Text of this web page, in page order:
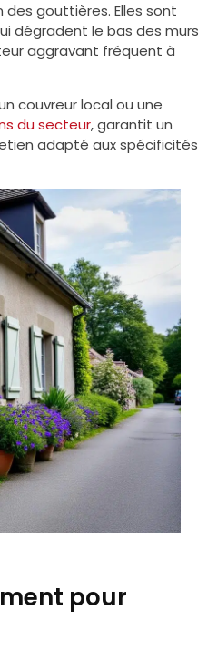
gouttières. Elles sont
dégradent le bas des murs
aggravant fréquent à
couvreur local ou une
du secteur, garantit un
adapté aux spécificités
pour